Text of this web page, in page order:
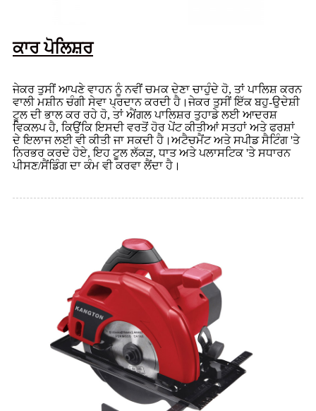
ਕਾਰ ਪੋਲਿਸ਼ਰ
ਜੇਕਰ ਤੁਸੀਂ ਆਪਣੇ ਵਾਹਨ ਨੂੰ ਨਵੀਂ ਚਮਕ ਦੇਣਾ ਚਾਹੁੰਦੇ ਹੋ, ਤਾਂ ਪਾਲਿਸ਼ ਕਰਨ
ਵਾਲੀ ਮਸ਼ੀਨ ਚੰਗੀ ਸੇਵਾ ਪ੍ਰਦਾਨ ਕਰਦੀ ਹੈ।ਜੇਕਰ ਤੁਸੀਂ ਇੱਕ ਬਹੁ-ਉਦੇਸ਼ੀ
ਟੂਲ ਦੀ ਭਾਲ ਕਰ ਰਹੇ ਹੋ, ਤਾਂ ਐਂਗਲ ਪਾਲਿਸ਼ਰ ਤੁਹਾਡੇ ਲਈ ਆਦਰਸ਼
ਵਿਕਲਪ ਹੈ, ਕਿਉਂਕਿ ਇਸਦੀ ਵਰਤੋਂ ਹੋਰ ਪੇਂਟ ਕੀਤੀਆਂ ਸਤਹਾਂ ਅਤੇ ਫਰਸ਼ਾਂ
ਦੇ ਇਲਾਜ ਲਈ ਵੀ ਕੀਤੀ ਜਾ ਸਕਦੀ ਹੈ।ਅਟੈਚਮੈਂਟ ਅਤੇ ਸਪੀਡ ਸੈਟਿੰਗ 'ਤੇ
ਨਿਰਭਰ ਕਰਦੇ ਹੋਏ, ਇਹ ਟੂਲ ਲੱਕੜ, ਧਾਤ ਅਤੇ ਪਲਾਸਟਿਕ 'ਤੇ ਸਧਾਰਨ
ਪੀਸਣ/ਸੈਂਡਿੰਗ ਦਾ ਕੰਮ ਵੀ ਕਰਵਾ ਲੈਂਦਾ ਹੈ।